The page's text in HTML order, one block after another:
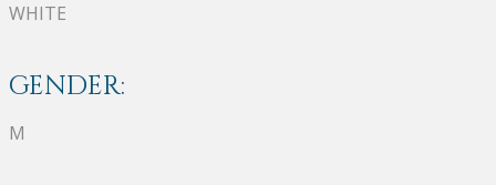
WHITE
GENDER:
M